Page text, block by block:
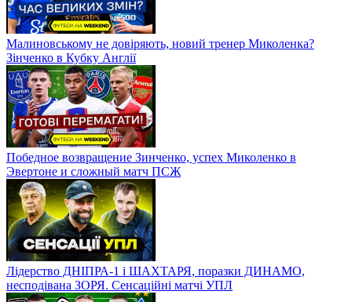
Малиновському не довіряють, новий тренер Миколенка?
Зінченко в Кубку Англії
Победное возвращение Зинченко, успех Миколенко в
Эвертоне и сложный матч ПСЖ
Лідерство ДНІПРА-1 і ШАХТАРЯ, поразки ДИНАМО,
несподівана ЗОРЯ. Сенсаційні матчі УПЛ